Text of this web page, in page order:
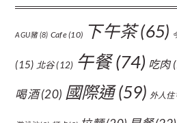
AGU豬(8) Cafe(10) 下午茶(65)
(15) 北谷(12) 午餐(74) 吃肉
喝酒(20) 國際通(59) 外人